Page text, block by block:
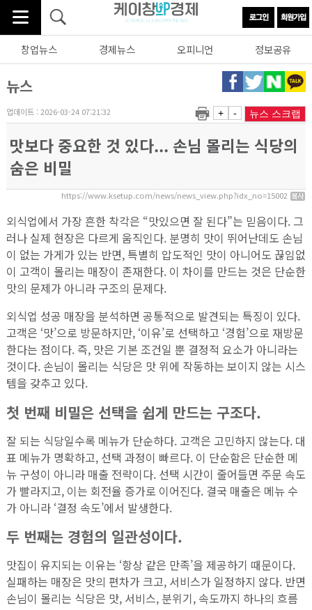
창업뉴스 경제뉴스 오피니언 정보공유
뉴스
업데이트 : 2026-03-24 07:21:32 + - 뉴스 스크랩
맛보다 중요한 것 있다... 손님 몰리는 식당의
숨은 비밀
https://www.ksetup.com/news/news_view.php?idx_no=15002
외식업에서 가장 흔한 착각은 “맛있으면 잘 된다”는 믿음이다. 그
러나 실제 현장은 다르게 움직인다. 분명히 맛이 뛰어난데도 손님
이 없는 가게가 있는 반면, 특별히 압도적인 맛이 아니어도 끊임없
이 고객이 몰리는 매장이 존재한다. 이 차이를 만드는 것은 단순한
맛의 문제가 아니라 구조의 문제다.
외식업 성공 매장을 분석하면 공통적으로 발견되는 특징이 있다.
고객은 ‘맛’으로 방문하지만, ‘이유’로 선택하고 ‘경험’으로 재방문
한다는 점이다. 즉, 맛은 기본 조건일 뿐 결정적 요소가 아니라는
것이다. 손님이 몰리는 식당은 맛 위에 작동하는 보이지 않는 시스
템을 갖추고 있다.
첫 번째 비밀은 선택을 쉽게 만드는 구조다.
잘 되는 식당일수록 메뉴가 단순하다. 고객은 고민하지 않는다. 대
표 메뉴가 명확하고, 선택 과정이 빠르다. 이 단순함은 단순한 메
뉴 구성이 아니라 매출 전략이다. 선택 시간이 줄어들면 주문 속도
가 빨라지고, 이는 회전율 증가로 이어진다. 결국 매출은 메뉴 수
가 아니라 ‘결정 속도’에서 발생한다.
두 번째는 경험의 일관성이다.
맛집이 유지되는 이유는 ‘항상 같은 만족’을 제공하기 때문이다.
실패하는 매장은 맛의 편차가 크고, 서비스가 일정하지 않다. 반면
손님이 몰리는 식당은 맛, 서비스, 분위기, 속도까지 하나의 흐름